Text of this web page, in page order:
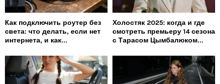
Как подключить роутер без
света: что делать, если нет
интернета, и как...
Холостяк 2025: когда и где
смотреть премьеру 14 сезона
с Тарасом Цымбалюком...